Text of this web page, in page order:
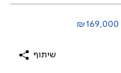
₪169,000
שיתוף